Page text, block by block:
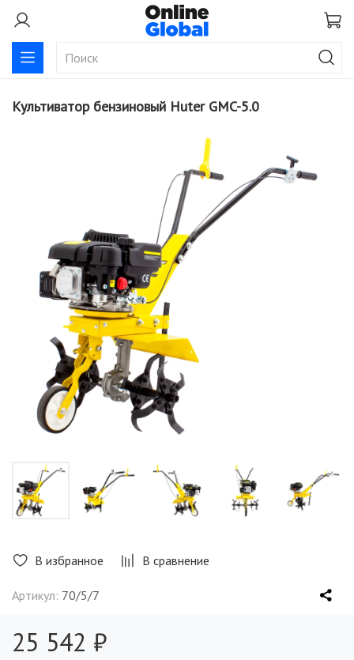
Культиватор бензиновый Huter GMC-5.0
В избранное В сравнение
Артикул: 70/5/7
25 542 ₽